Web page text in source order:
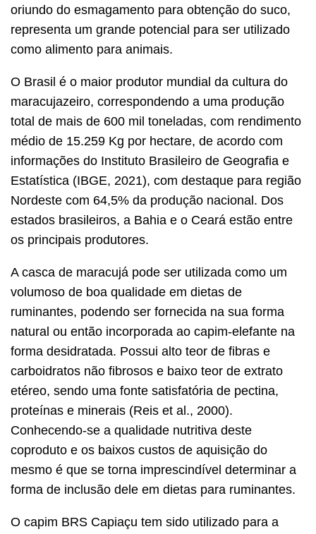
oriundo do esmagamento para obtenção do suco,
representa um grande potencial para ser utilizado
como alimento para animais.
O Brasil é o maior produtor mundial da cultura do
maracujazeiro, correspondendo a uma produção
total de mais de 600 mil toneladas, com rendimento
médio de 15.259 Kg por hectare, de acordo com
informações do Instituto Brasileiro de Geografia e
Estatística (IBGE, 2021), com destaque para região
Nordeste com 64,5% da produção nacional. Dos
estados brasileiros, a Bahia e o Ceará estão entre
os principais produtores.
A casca de maracujá pode ser utilizada como um
volumoso de boa qualidade em dietas de
ruminantes, podendo ser fornecida na sua forma
natural ou então incorporada ao capim-elefante na
forma desidratada. Possui alto teor de fibras e
carboidratos não fibrosos e baixo teor de extrato
etéreo, sendo uma fonte satisfatória de pectina,
proteínas e minerais (Reis et al., 2000).
Conhecendo-se a qualidade nutritiva deste
coproduto e os baixos custos de aquisição do
mesmo é que se torna imprescindível determinar a
forma de inclusão dele em dietas para ruminantes.
O capim BRS Capiaçu tem sido utilizado para a